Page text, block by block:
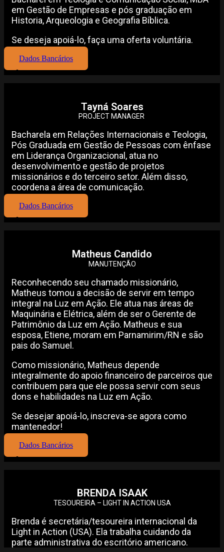
em Gestão de Empresas e pós graduação em
Historia, Arqueologia e Geografia Bíblica.
Se deseja apoiá-lo, faça uma oferta voluntária.
Dados Bancários
Tayná Soares
PROJECT MANAGER
Bacharela em Relações Internacionais e Teologia,
Pós Graduada em Gestão de Pessoas com ênfase
em Liderança Organizacional, atua no
desenvolvimento e gestão de projetos
missionários e do terceiro setor. Além disso,
coordena a área de comunicação.
Dados Bancários
Matheus Candido
MANUTENÇÃO
Reconhecendo seu chamado missionário,
Matheus tomou a decisão de servir em tempo
integral na Luz em Ação. Ele atua nas áreas de
Maquinária e Elétrica, além de ser o Gerente de
Patrimônio da Luz em Ação. Matheus e sua
esposa, Etiene, moram em Parnamirim/RN e são
pais do Samuel.
Como missionário, Matheus depende
integralmente do apoio financeiro de parceiros que
contribuem para que ele possa servir com seus
dons e habilidades na Luz em Ação.
Se desejar apoiá-lo, inscreva-se agora como
mantenedor!
Dados Bancários
BRENDA ISAAK
TESOUREIRA – LIGHT IN ACTION USA
Brenda é secretária/tesoureira internacional da
Light in Action (USA). Ela trabalha cuidando da
parte administrativa do escritório americano.